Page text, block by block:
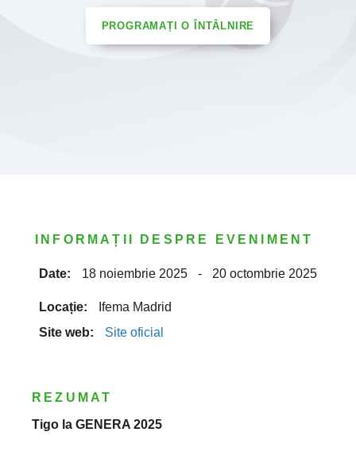
PROGRAMAȚI O ÎNTÂLNIRE
INFORMAȚII DESPRE EVENIMENT
Date: 18 noiembrie 2025 - 20 octombrie 2025
Locație:
Ifema Madrid
Site web:
Site oficial
REZUMAT
Tigo la GENERA 2025